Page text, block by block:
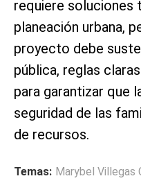
requiere soluciones
planeación urbana,
proyecto debe
pública, reglas
para garantizar que
seguridad de las
de recursos.
Temas: Marybel Villegas